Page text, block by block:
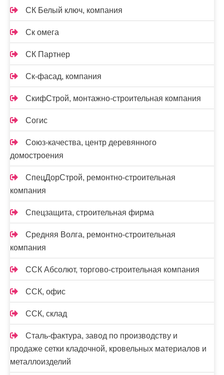
СК Белый ключ, компания
Ск омега
СК Партнер
Ск-фасад, компания
СкифСтрой, монтажно-строительная компания
Согис
Союз-качества, центр деревянного
домостроения
СпецДорСтрой, ремонтно-строительная
компания
Спецзащита, строительная фирма
Средняя Волга, ремонтно-строительная
компания
ССК Абсолют, торгово-строительная компания
ССК, офис
ССК, склад
Сталь-фактура, завод по производству и
продаже сетки кладочной, кровельных материалов и
металлоизделий